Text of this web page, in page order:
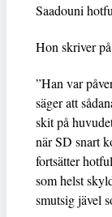
Saadouni
Hon skriver
”Han var
säger att
skit på
när SD snart
fortsätter
som helst
smutsig jävel